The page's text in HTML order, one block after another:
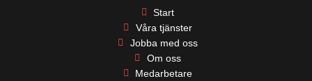
k
-
f
n
i
n
Start
Våra tjänster
Jobba med oss
Om oss
Medarbetare